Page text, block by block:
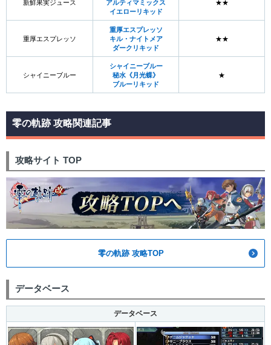
新鮮果実ジュース
アルティマミックス
イエローリキッド
★★
重厚エスプレッソ
重厚エスプレッソ
キル・ナイトメア
ダークリキッド
★★
シャイニーブルー
シャイニーブルー
秘水《月光蝶》
ブルーリキッド
★
零の軌跡 攻略関連記事
攻略サイト TOP
零の軌跡 攻略TOP
データベース
データベース